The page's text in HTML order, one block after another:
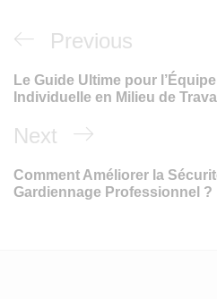
Navigation
de
l’article
Previous
Post
Previous
Le Guide Ultime pour
Individuelle en Milieu de
Next
Post
Next
Comment Améliorer la
Gardiennage Professionnel ?